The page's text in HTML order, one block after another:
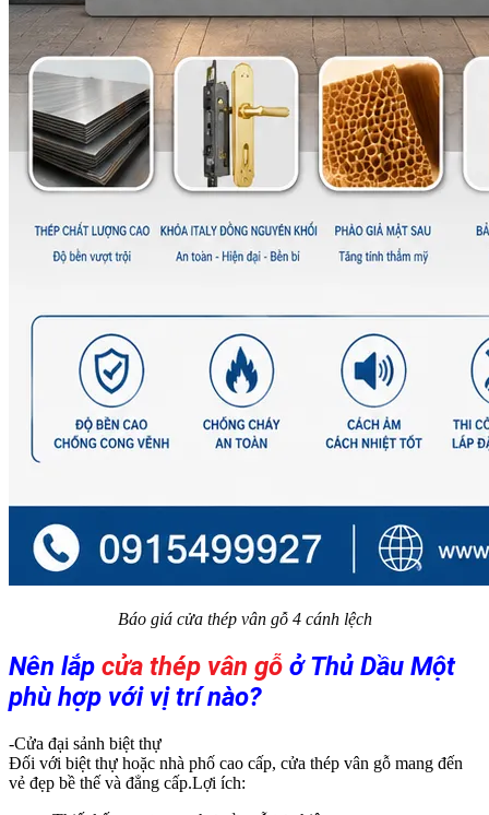
Báo giá cửa thép vân gỗ 4 cánh lệch​
Nên lắp cửa thép vân gỗ ở Thủ Dầu Một
phù hợp với vị trí nào?
-Cửa đại sảnh biệt thự
Đối với biệt thự hoặc nhà phố cao cấp, cửa thép vân gỗ mang đến
vẻ đẹp bề thế và đẳng cấp.Lợi ích: